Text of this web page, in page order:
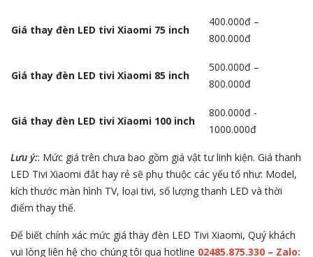
Giá thay đèn LED tivi Xiaomi 75 inch
400.000đ –
800.000đ
Giá thay đèn LED tivi Xiaomi 85 inch
500.000đ –
800.000đ
Giá thay đèn LED tivi Xiaomi 100 inch
800.000đ -
1000.000đ
Lưu ý:: Mức giá trên chưa bao gồm giá vật tư linh kiện. Giá thanh
LED Tivi Xiaomi đắt hay rẻ sẽ phụ thuộc các yếu tố như: Model,
kích thước màn hình TV, loại tivi, số lượng thanh LED và thời
điểm thay thế.
Để biết chính xác mức giá thay đèn LED Tivi Xiaomi, Quý khách
vui lòng liên hệ cho chúng tôi qua hotline 02485.875.330 – Zalo: